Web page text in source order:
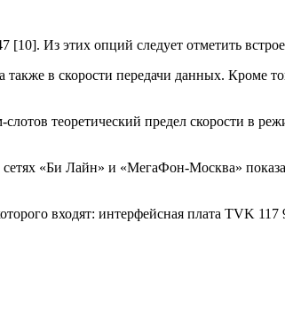
Из этих опций следует отметить
в скорости передачи данных. Кроме
теоретический предел скорости в
«Би Лайн» и «МегаФон-Москва»
входят: интерфейсная плата TVK